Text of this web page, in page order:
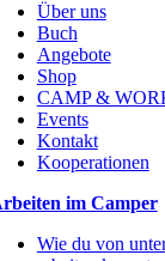
Über uns
Buch
Angebote
Shop
CAMP &
Events
Kontakt
Kooperationen
im Camper
Wie du von